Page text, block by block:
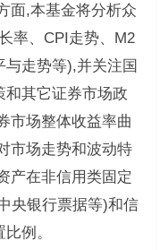
面,本基金将分析众
率、CPI走势、M2
走势等),并关注国
和其它证券市场政
市场整体收益率曲
市场走势和波动特
产在非信用类固定
央银行票据等)和信
例。